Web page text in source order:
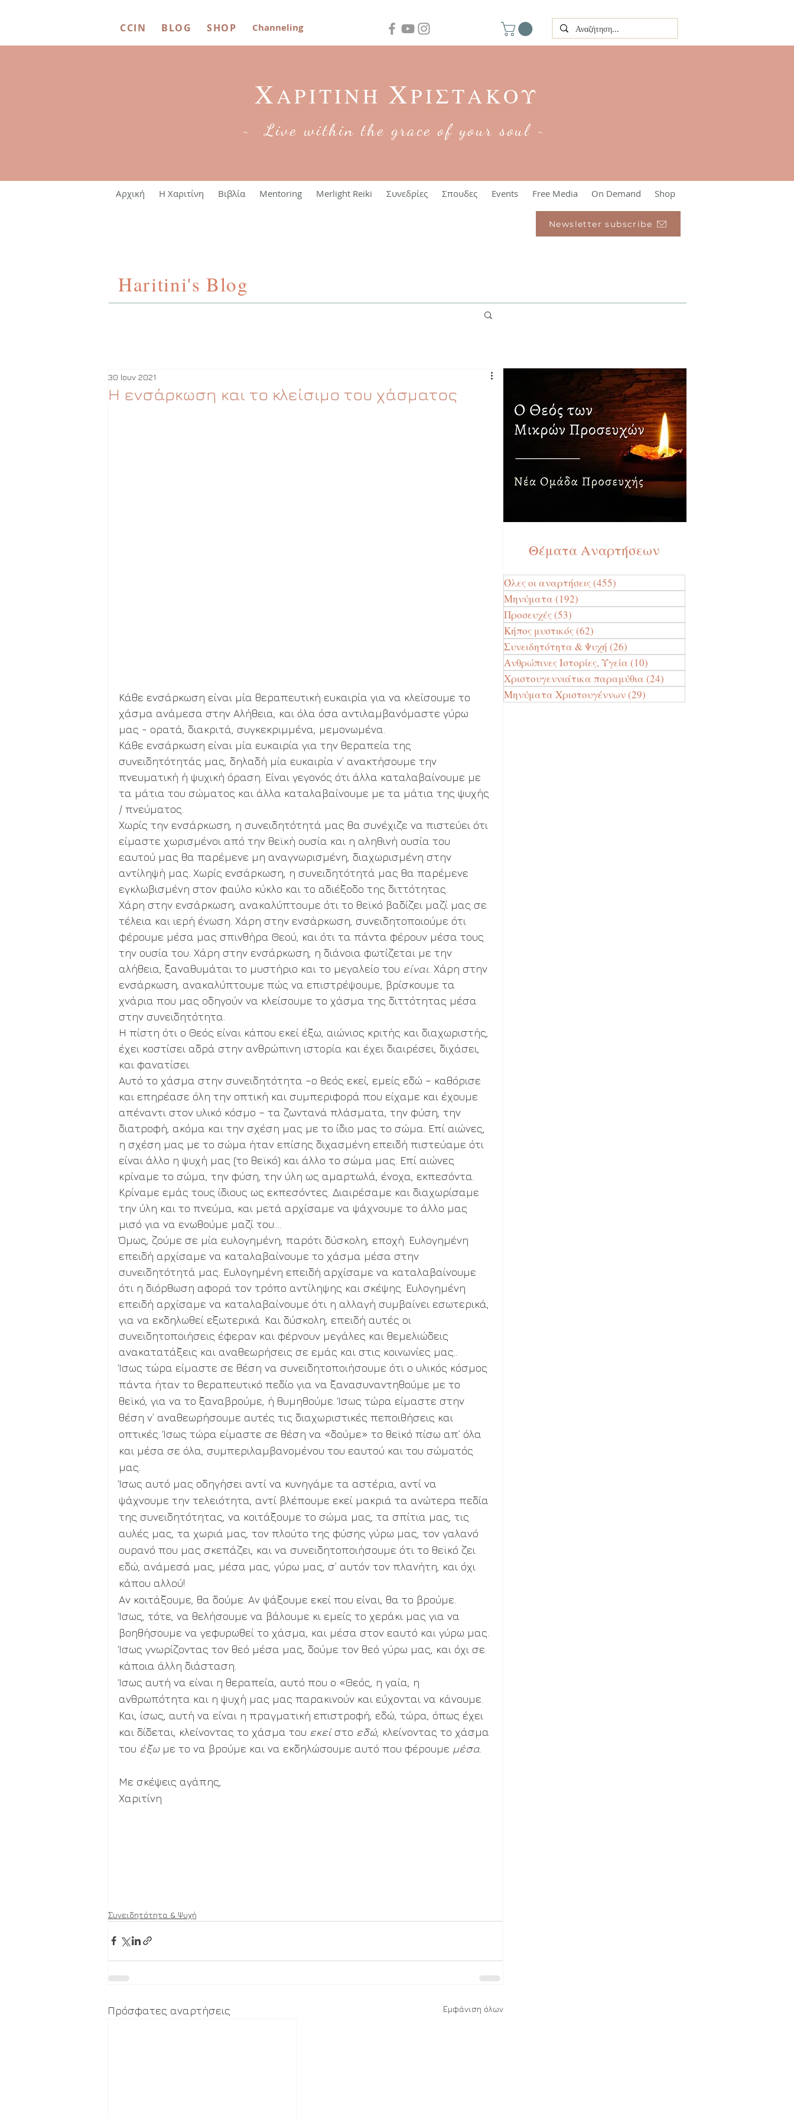
CCIN BLOG SHOP Channeling
ΧΑΡΙΤΙΝΗ ΧΡΙΣΤΑΚΟΥ
~ Live within the grace of your soul ~
Αρχική Η Χαριτίνη Βιβλία Mentoring Merlight Reiki Συνεδρίες Σπουδες Events Free Media On Demand Shop
Newsletter subscribe
Haritini's Blog
Η ενσάρκωση και το κλείσιμο του χάσματος
30 Ιουν 2021
Κάθε ενσάρκωση είναι μία θεραπευτική ευκαιρία για να κλείσουμε το
χάσμα ανάμεσα στην Αλήθεια, και όλα όσα αντιλαμβανόμαστε γύρω
μας - ορατά, διακριτά, συγκεκριμμένα, μεμονωμένα.
Κάθε ενσάρκωση είναι μία ευκαιρία για την θεραπεία της
συνειδητότητάς μας, δηλαδή μία ευκαιρία ν’ ανακτήσουμε την
πνευματική ή ψυχική όραση. Είναι γεγονός ότι άλλα καταλαβαίνουμε με
τα μάτια του σώματος και άλλα καταλαβαίνουμε με τα μάτια της ψυχής
/ πνεύματος.
Χωρίς την ενσάρκωση, η συνειδητότητά μας θα συνέχιζε να πιστεύει ότι
είμαστε χωρισμένοι από την θεϊκή ουσία και η αληθινή ουσία του
εαυτού μας θα παρέμενε μη αναγνωρισμένη, διαχωρισμένη στην
αντίληψή μας. Χωρίς ενσάρκωση, η συνειδητότητά μας θα παρέμενε
εγκλωβισμένη στον φαύλο κύκλο και το αδιέξοδο της διττότητας.
Χάρη στην ενσάρκωση, ανακαλύπτουμε ότι το θεϊκό βαδίζει μαζί μας σε
τέλεια και ιερή ένωση. Χάρη στην ενσάρκωση, συνειδητοποιούμε ότι
φέρουμε μέσα μας σπινθήρα Θεού, και ότι τα πάντα φέρουν μέσα τους
την ουσία του. Χάρη στην ενσάρκωση, η διάνοια φωτίζεται με την
αλήθεια, ξαναθυμάται το μυστήριο και το μεγαλείο του είναι . Χάρη στην
ενσάρκωση, ανακαλύπτουμε πώς να επιστρέψουμε, βρίσκουμε τα
χνάρια που μας οδηγούν να κλείσουμε το χάσμα της διττότητας μέσα
στην συνειδητότητα.
Η πίστη ότι ο Θεός είναι κάπου εκεί έξω, αιώνιος κριτής και διαχωριστής,
έχει κοστίσει αδρά στην ανθρώπινη ιστορία και έχει διαιρέσει, διχάσει,
και φανατίσει.
Αυτό το χάσμα στην συνειδητότητα –ο θεός εκεί, εμείς εδώ – καθόρισε
και επηρέασε όλη την οπτική και συμπεριφορά που είχαμε και έχουμε
απέναντι στον υλικό κόσμο – τα ζωντανά πλάσματα, την φύση, την
διατροφή, ακόμα και την σχέση μας με το ίδιο μας το σώμα. Επί αιώνες,
η σχέση μας με το σώμα ήταν επίσης διχασμένη επειδή πιστεύαμε ότι
είναι άλλο η ψυχή μας (το θεϊκό) και άλλο το σώμα μας. Επί αιώνες
κρίναμε το σώμα, την φύση, την ύλη ως αμαρτωλά, ένοχα, εκπεσόντα.
Κρίναμε εμάς τους ίδιους ως εκπεσόντες. Διαιρέσαμε και διαχωρίσαμε
την ύλη και το πνεύμα, και μετά αρχίσαμε να ψάχνουμε το άλλο μας
μισό για να ενωθούμε μαζί του....
Όμως, ζούμε σε μία ευλογημένη, παρότι δύσκολη, εποχή. Ευλογημένη
επειδή αρχίσαμε να καταλαβαίνουμε το χάσμα μέσα στην
συνειδητότητά μας. Ευλογημένη επειδή αρχίσαμε να καταλαβαίνουμε
ότι η διόρθωση αφορά τον τρόπο αντίληψης και σκέψης. Ευλογημένη
επειδή αρχίσαμε να καταλαβαίνουμε ότι η αλλαγή συμβαίνει εσωτερικά,
για να εκδηλωθεί εξωτερικά. Και δύσκολη, επειδή αυτές οι
συνειδητοποιήσεις έφεραν και φέρνουν μεγάλες και θεμελιώδεις
ανακατατάξεις και αναθεωρήσεις σε εμάς και στις κοινωνίες μας..
Ίσως τώρα είμαστε σε θέση να συνειδητοποιήσουμε ότι ο υλικός κόσμος
πάντα ήταν το θεραπευτικό πεδίο για να ξανασυναντηθούμε με το
θεϊκό, για να το ξαναβρούμε, ή θυμηθούμε. Ίσως τώρα είμαστε στην
θέση ν’ αναθεωρήσουμε αυτές τις διαχωριστικές πεποιθήσεις και
οπτικές. Ίσως τώρα είμαστε σε θέση να «δούμε» το θεϊκό πίσω απ’ όλα
και μέσα σε όλα, συμπεριλαμβανομένου του εαυτού και του σώματός
μας.
Ίσως αυτό μας οδηγήσει αντί να κυνηγάμε τα αστέρια, αντί να
ψάχνουμε την τελειότητα, αντί βλέπουμε εκεί μακριά τα ανώτερα πεδία
της συνειδητότητας, να κοιτάξουμε το σώμα μας, τα σπίτια μας, τις
αυλές μας, τα χωριά μας, τον πλούτο της φύσης γύρω μας, τον γαλανό
ουρανό που μας σκεπάζει, και να συνειδητοποιήσουμε ότι το θεϊκό ζει
εδώ, ανάμεσά μας, μέσα μας, γύρω μας, σ’ αυτόν τον πλανήτη, και όχι
κάπου αλλού!
Αν κοιτάξουμε, θα δούμε. Αν ψάξουμε εκεί που είναι, θα το βρούμε.
Ίσως, τότε, να θελήσουμε να βάλουμε κι εμείς το χεράκι μας για να
βοηθήσουμε να γεφυρωθεί το χάσμα, και μέσα στον εαυτό και γύρω μας.
Ίσως γνωρίζοντας τον θεό μέσα μας, δούμε τον θεό γύρω μας, και όχι σε
κάποια άλλη διάσταση.
Ίσως αυτή να είναι η θεραπεία, αυτό που ο «Θεός, η γαία, η
ανθρωπότητα και η ψυχή μας μας παρακινούν και εύχονται να κάνουμε.
Και, ίσως, αυτή να είναι η πραγματική επιστροφή, εδώ, τώρα, όπως έχει
και δίδεται, κλείνοντας το χάσμα του εκεί στο εδώ, κλείνοντας το χάσμα
του έξω με το να βρούμε και να εκδηλώσουμε αυτό που φέρουμε μέσα
Με σκέψεις αγάπης,
Χαριτίνη
Συνειδητότητα & Ψυχή
Πρόσφατες αναρτήσεις Εμφάνιση όλων
Θέματα Αναρτήσεων
Όλες οι αναρτήσεις(455)
Μηνύματα (192)
Προσευχές(53)
Κήπος μυστικός(62)
Συνειδητότητα & Ψυχή (26)
Ανθρώπινες Ιστορίες, Υγεία (10)
Χριστουγεννιάτικα παραμύθια (24)
Μηνύματα Χριστουγέννων(29)